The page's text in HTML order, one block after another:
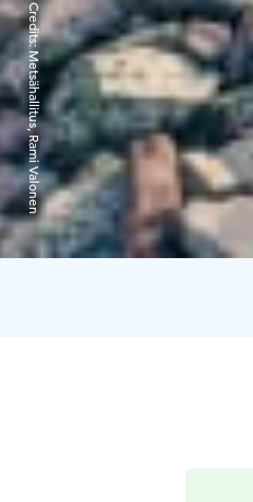
Credits:
Metsähallitus, Rami Valonen